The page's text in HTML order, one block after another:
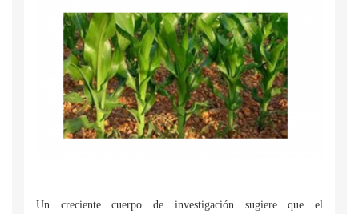
Un creciente cuerpo de investigación sugiere que el